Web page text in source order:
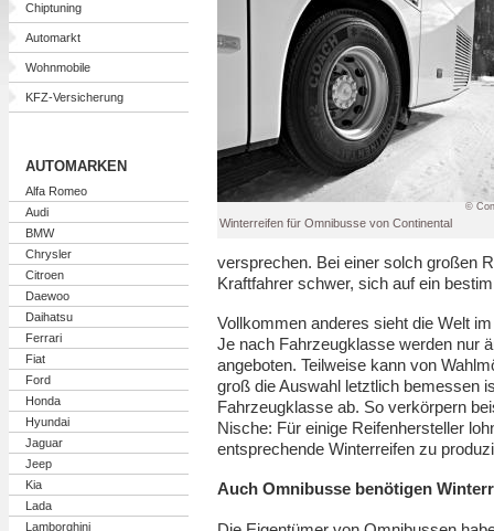
Chiptuning
Automarkt
Wohnmobile
KFZ-Versicherung
AUTOMARKEN
Alfa Romeo
Audi
BMW
Chrysler
Citroen
Daewoo
Daihatsu
Ferrari
Fiat
Ford
Honda
Hyundai
Jaguar
Jeep
Kia
Lada
Lamborghini
©
Winterreifen für Omnibusse von Continental
versprechen. Bei einer solch großen
Kraftfahrer schwer, sich auf ein
Vollkommen anderes sieht die Welt
Je nach Fahrzeugklasse werden nur
angeboten. Teilweise kann von
groß die Auswahl letztlich bemessen
Fahrzeugklasse ab. So verkörpern
Nische: Für einige Reifenhersteller
entsprechende Winterreifen zu
Auch Omnibusse benötigen